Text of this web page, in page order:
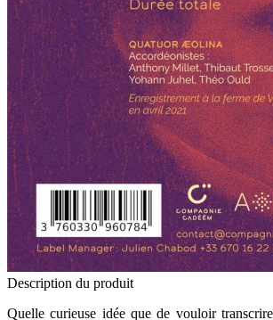
Description du produit
Quelle curieuse idée que de vouloir